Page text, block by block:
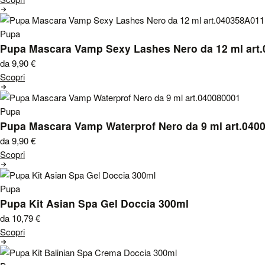
Pupa
Pupa Mascara Vamp Sexy Lashes Nero da 12 ml
da 9,90€
Scopri
Pupa
Pupa Mascara Vamp Waterprof Nero da 9 ml
da 9,90€
Scopri
Pupa
Pupa Kit Asian Spa Gel Doccia 300ml
da 10,79€
Scopri